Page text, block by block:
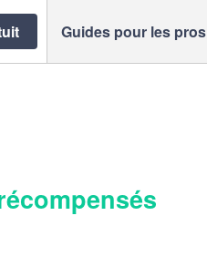
Guides pour les pros